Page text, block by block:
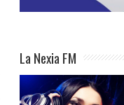
La Nexia FM